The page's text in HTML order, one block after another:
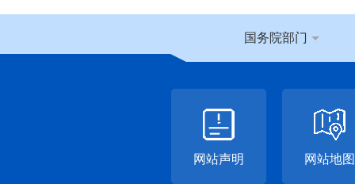
国务院部门
网站声明 网站地图